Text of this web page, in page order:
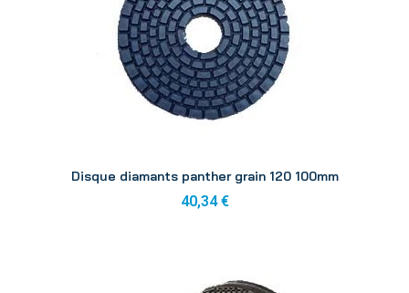
Disque diamants panther grain 120 100mm
40,34 €